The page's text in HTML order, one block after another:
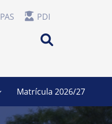
PAS PDI
Search
Matrícula 2026/27